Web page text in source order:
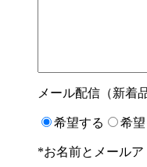
メール配信（新着
希望する 希
*お名前とメールア